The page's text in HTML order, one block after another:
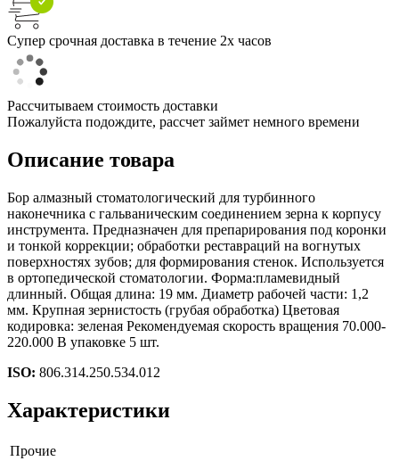
Супер срочная доставка в течение 2х часов
Рассчитываем стоимость доставки
Пожалуйста подождите, рассчет займет немного времени
Описание товара
Бор алмазный стоматологический для турбинного
наконечника с гальваническим соединением зерна к корпусу
инструмента. Предназначен для препарирования под коронки
и тонкой коррекции; обработки реставраций на вогнутых
поверхностях зубов; для формирования стенок. Используется
в ортопедической стоматологии. Форма:пламевидный
длинный. Общая длина: 19 мм. Диаметр рабочей части: 1,2
мм. Крупная зернистость (грубая обработка) Цветовая
кодировка: зеленая Рекомендуемая скорость вращения 70.000-
220.000 В упаковке 5 шт.
ISO: 806.314.250.534.012
Характеристики
Прочие